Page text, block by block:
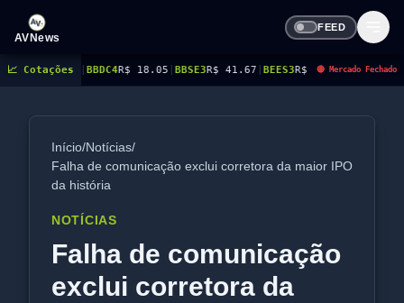
AVNews
FEED
📈 Cotações
R$ 18.05|BBSE3R$ 41.67 | BEES3R$ 8.94| BEES4R$ 9.14 |BMGB4R$ 5.51|
🔴 Mercado Fechado
Início/Notícias/
Falha de comunicação exclui corretora da maior IPO
da história
NOTÍCIAS
Falha de comunicação
exclui corretora da